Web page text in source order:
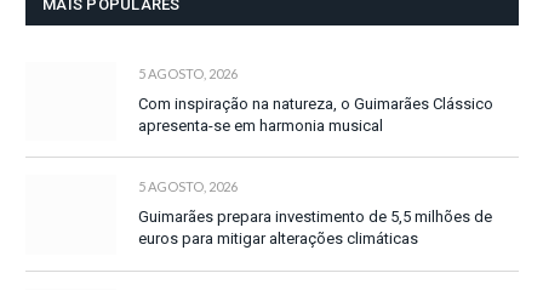
MAIS POPULARES
5 AGOSTO, 2026
Com inspiração na natureza, o Guimarães Clássico
apresenta-se em harmonia musical
5 AGOSTO, 2026
Guimarães prepara investimento de 5,5 milhões de
euros para mitigar alterações climáticas